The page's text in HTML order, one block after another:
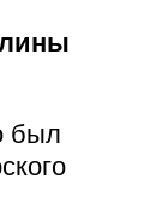
был